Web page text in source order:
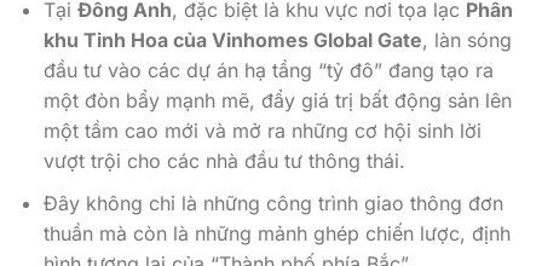
Tại Đông Anh, đặc biệt là khu vực nơi tọa lạc Phân
khu Tinh Hoa của Vinhomes Global Gate, làn sóng
đầu tư vào các dự án hạ tầng “tỷ đô” đang tạo ra
một đòn bẩy mạnh mẽ, đẩy giá trị bất động sản lên
một tầm cao mới và mở ra những cơ hội sinh lời
vượt trội cho các nhà đầu tư thông thái.
Đây không chỉ là những công trình giao thông đơn
thuần mà còn là những mảnh ghép chiến lược, định